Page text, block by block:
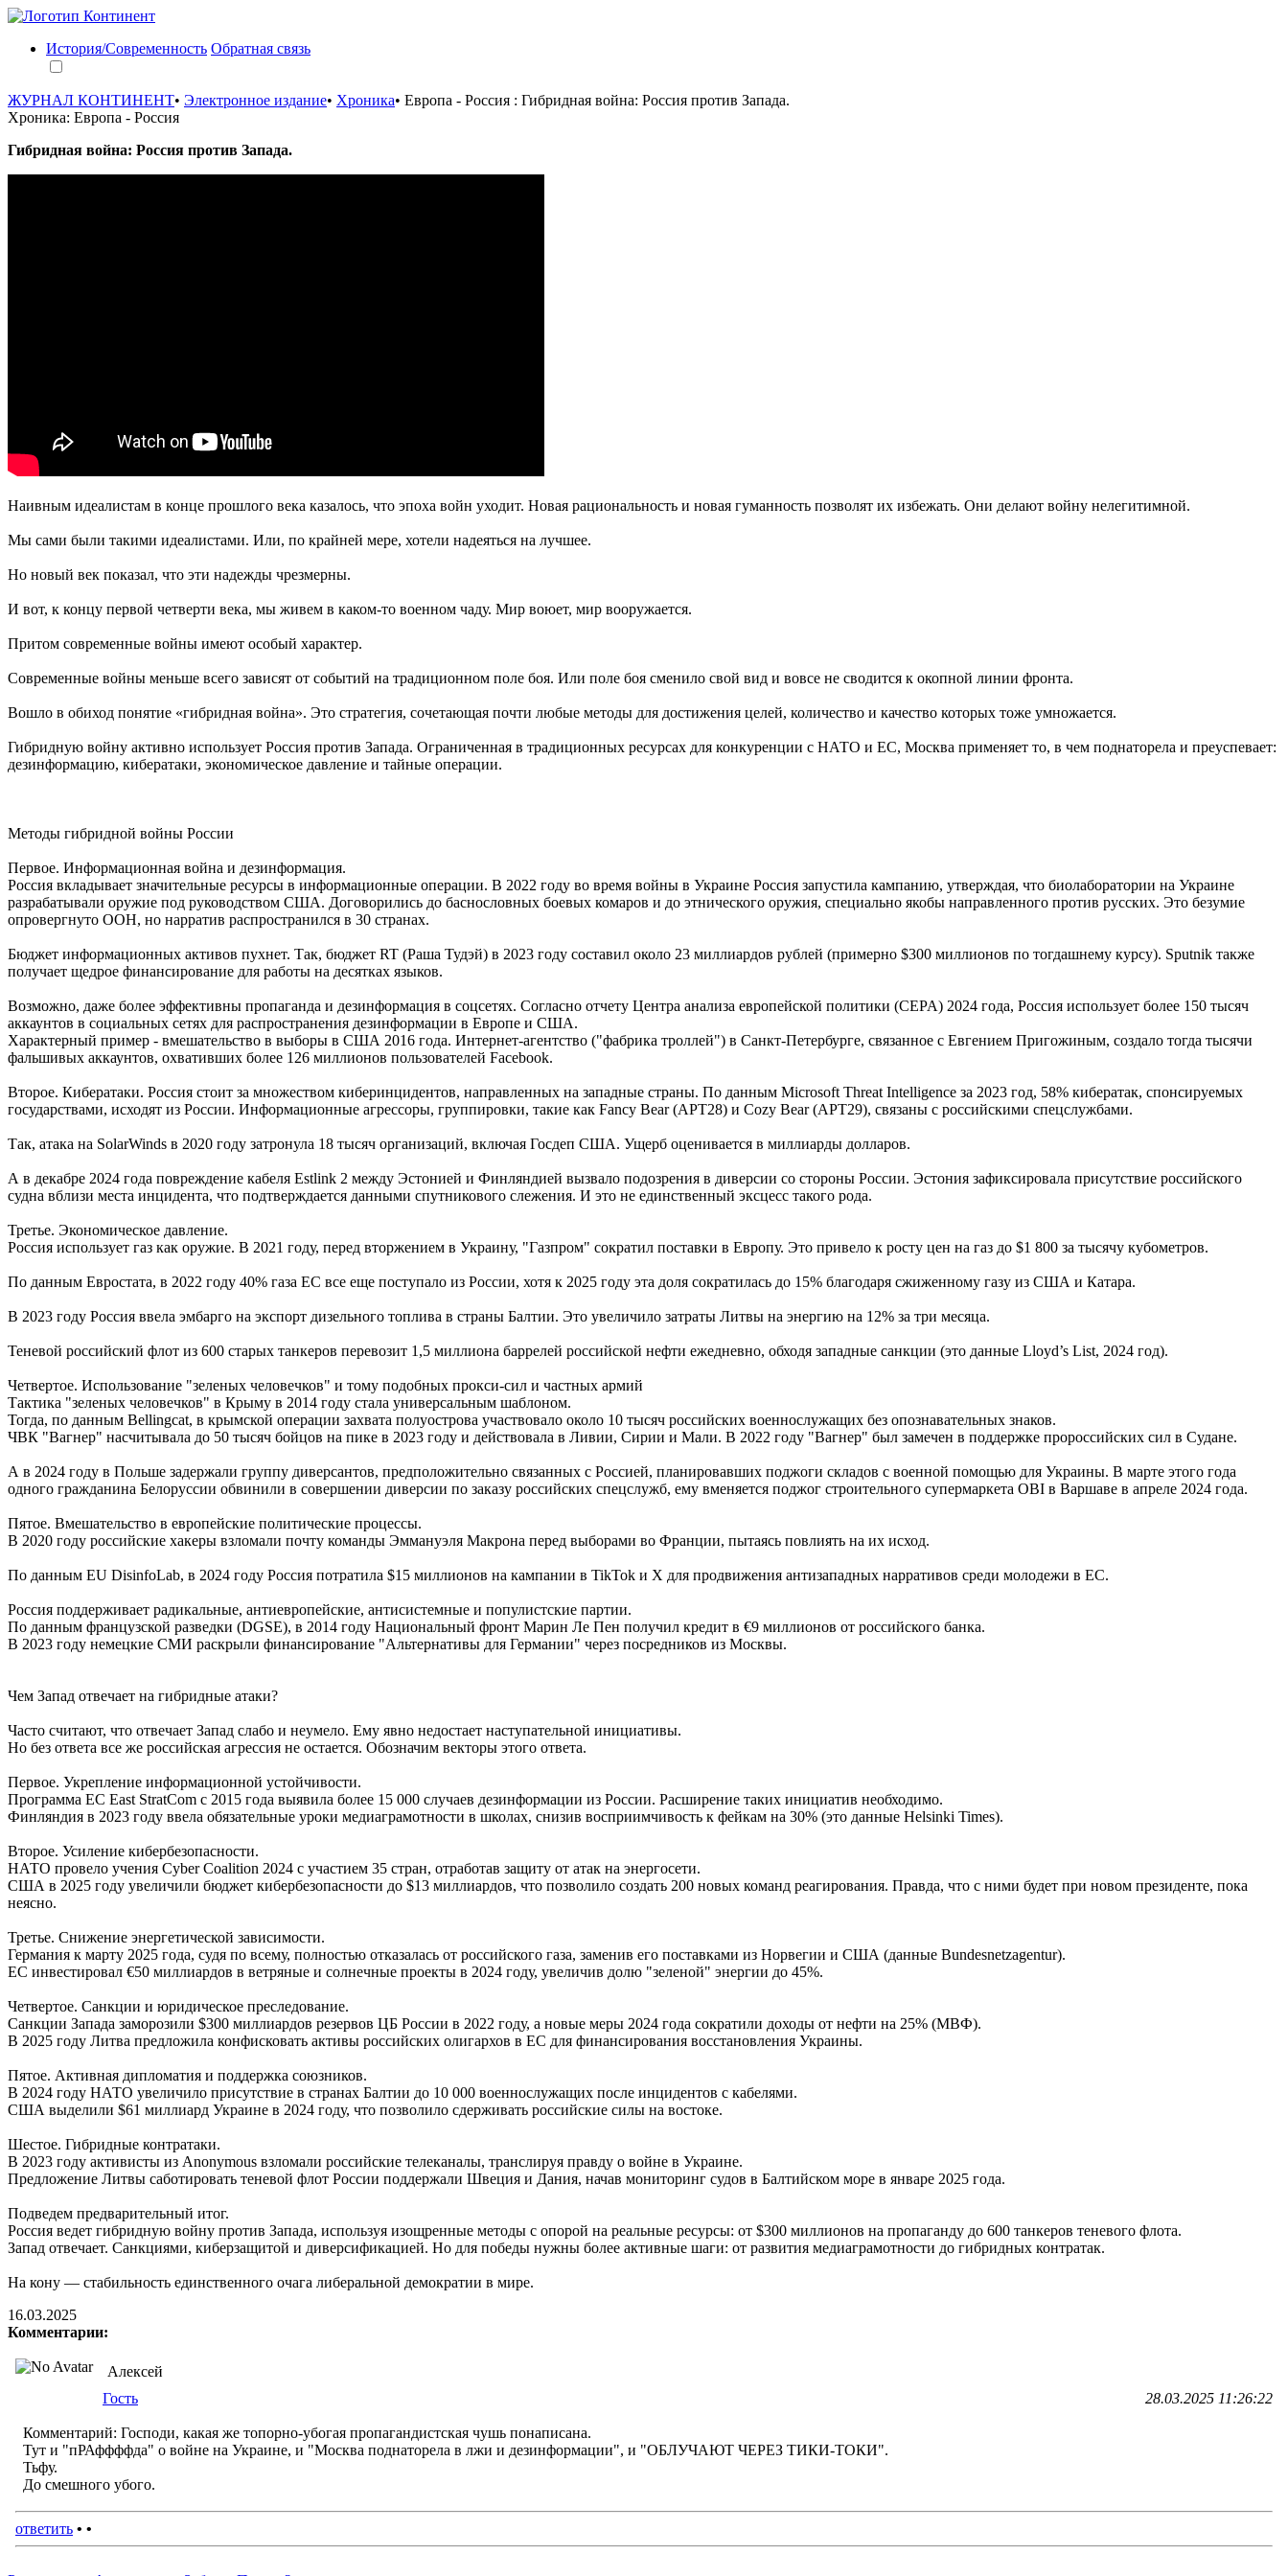
История/Современность Обратная связь
ЖУРНАЛ КОНТИНЕНТ• Электронное издание• Хроника• Европа - Россия : Гибридная война: Россия против Запада.
Хроника: Европа - Россия
Гибридная война: Россия против Запада.
Наивным идеалистам в конце прошлого века казалось, что эпоха войн уходит. Новая рациональность и новая гуманность позволят их избежать. Они делают войну нелегитимной.
Мы сами были такими идеалистами. Или, по крайней мере, хотели надеяться на лучшее.
Но новый век показал, что эти надежды чрезмерны.
И вот, к концу первой четверти века, мы живем в каком-то военном чаду. Мир воюет, мир вооружается.
Притом современные войны имеют особый характер.
Современные войны меньше всего зависят от событий на традиционном поле боя. Или поле боя сменило свой вид и вовсе не сводится к окопной линии фронта.
Вошло в обиход понятие «гибридная война». Это стратегия, сочетающая почти любые методы для достижения целей, количество и качество которых тоже умножается.
Гибридную войну активно использует Россия против Запада. Ограниченная в традиционных ресурсах для конкуренции с НАТО и ЕС, Москва применяет то, в чем поднаторела и преуспевает:
дезинформацию, кибератаки, экономическое давление и тайные операции.
Методы гибридной войны России
Первое. Информационная война и дезинформация.
Россия вкладывает значительные ресурсы в информационные операции. В 2022 году во время войны в Украине Россия запустила кампанию, утверждая, что биолаборатории на Украине
разрабатывали оружие под руководством США. Договорились до баснословных боевых комаров и до этнического оружия, специально якобы направленного против русских. Это безумие
опровергнуто ООН, но нарратив распространился в 30 странах.
Бюджет информационных активов пухнет. Так, бюджет RT (Раша Тудэй) в 2023 году составил около 23 миллиардов рублей (примерно $300 миллионов по тогдашнему курсу). Sputnik также
получает щедрое финансирование для работы на десятках языков.
Возможно, даже более эффективны пропаганда и дезинформация в соцсетях. Согласно отчету Центра анализа европейской политики (CEPA) 2024 года, Россия использует более 150 тысяч
аккаунтов в социальных сетях для распространения дезинформации в Европе и США.
Характерный пример - вмешательство в выборы в США 2016 года. Интернет-агентство ("фабрика троллей") в Санкт-Петербурге, связанное с Евгением Пригожиным, создало тогда тысячи
фальшивых аккаунтов, охвативших более 126 миллионов пользователей Facebook.
Второе. Кибератаки. Россия стоит за множеством киберинцидентов, направленных на западные страны. По данным Microsoft Threat Intelligence за 2023 год, 58% кибератак, спонсируемых
государствами, исходят из России. Информационные агрессоры, группировки, такие как Fancy Bear (APT28) и Cozy Bear (APT29), связаны с российскими спецслужбами.
Так, атака на SolarWinds в 2020 году затронула 18 тысяч организаций, включая Госдеп США. Ущерб оценивается в миллиарды долларов.
А в декабре 2024 года повреждение кабеля Estlink 2 между Эстонией и Финляндией вызвало подозрения в диверсии со стороны России. Эстония зафиксировала присутствие российского
судна вблизи места инцидента, что подтверждается данными спутникового слежения. И это не единственный эксцесс такого рода.
Третье. Экономическое давление.
Россия использует газ как оружие. В 2021 году, перед вторжением в Украину, "Газпром" сократил поставки в Европу. Это привело к росту цен на газ до $1 800 за тысячу кубометров.
По данным Евростата, в 2022 году 40% газа ЕС все еще поступало из России, хотя к 2025 году эта доля сократилась до 15% благодаря сжиженному газу из США и Катара.
В 2023 году Россия ввела эмбарго на экспорт дизельного топлива в страны Балтии. Это увеличило затраты Литвы на энергию на 12% за три месяца.
Теневой российский флот из 600 старых танкеров перевозит 1,5 миллиона баррелей российской нефти ежедневно, обходя западные санкции (это данные Lloyd’s List, 2024 год).
Четвертое. Использование "зеленых человечков" и тому подобных прокси-сил и частных армий
Тактика "зеленых человечков" в Крыму в 2014 году стала универсальным шаблоном.
Тогда, по данным Bellingcat, в крымской операции захвата полуострова участвовало около 10 тысяч российских военнослужащих без опознавательных знаков.
ЧВК "Вагнер" насчитывала до 50 тысяч бойцов на пике в 2023 году и действовала в Ливии, Сирии и Мали. В 2022 году "Вагнер" был замечен в поддержке пророссийских сил в Судане.
А в 2024 году в Польше задержали группу диверсантов, предположительно связанных с Россией, планировавших поджоги складов с военной помощью для Украины. В марте этого года
одного гражданина Белоруссии обвинили в совершении диверсии по заказу российских спецслужб, ему вменяется поджог строительного супермаркета OBI в Варшаве в апреле 2024 года.
Пятое. Вмешательство в европейские политические процессы.
В 2020 году российские хакеры взломали почту команды Эммануэля Макрона перед выборами во Франции, пытаясь повлиять на их исход.
По данным EU DisinfoLab, в 2024 году Россия потратила $15 миллионов на кампании в TikTok и X для продвижения антизападных нарративов среди молодежи в ЕС.
Россия поддерживает радикальные, антиевропейские, антисистемные и популистские партии.
По данным французской разведки (DGSE), в 2014 году Национальный фронт Марин Ле Пен получил кредит в €9 миллионов от российского банка.
В 2023 году немецкие СМИ раскрыли финансирование "Альтернативы для Германии" через посредников из Москвы.
Чем Запад отвечает на гибридные атаки?
Часто считают, что отвечает Запад слабо и неумело. Ему явно недостает наступательной инициативы.
Но без ответа все же российская агрессия не остается. Обозначим векторы этого ответа.
Первое. Укрепление информационной устойчивости.
Программа ЕС East StratCom с 2015 года выявила более 15 000 случаев дезинформации из России. Расширение таких инициатив необходимо.
Финляндия в 2023 году ввела обязательные уроки медиаграмотности в школах, снизив восприимчивость к фейкам на 30% (это данные Helsinki Times).
Второе. Усиление кибербезопасности.
НАТО провело учения Cyber Coalition 2024 с участием 35 стран, отработав защиту от атак на энергосети.
США в 2025 году увеличили бюджет кибербезопасности до $13 миллиардов, что позволило создать 200 новых команд реагирования. Правда, что с ними будет при новом президенте, пока
неясно.
Третье. Снижение энергетической зависимости.
Германия к марту 2025 года, судя по всему, полностью отказалась от российского газа, заменив его поставками из Норвегии и США (данные Bundesnetzagentur).
ЕС инвестировал €50 миллиардов в ветряные и солнечные проекты в 2024 году, увеличив долю "зеленой" энергии до 45%.
Четвертое. Санкции и юридическое преследование.
Санкции Запада заморозили $300 миллиардов резервов ЦБ России в 2022 году, а новые меры 2024 года сократили доходы от нефти на 25% (МВФ).
В 2025 году Литва предложила конфисковать активы российских олигархов в ЕС для финансирования восстановления Украины.
Пятое. Активная дипломатия и поддержка союзников.
В 2024 году НАТО увеличило присутствие в странах Балтии до 10 000 военнослужащих после инцидентов с кабелями.
США выделили $61 миллиард Украине в 2024 году, что позволило сдерживать российские силы на востоке.
Шестое. Гибридные контратаки.
В 2023 году активисты из Anonymous взломали российские телеканалы, транслируя правду о войне в Украине.
Предложение Литвы саботировать теневой флот России поддержали Швеция и Дания, начав мониторинг судов в Балтийском море в январе 2025 года.
Подведем предварительный итог.
Россия ведет гибридную войну против Запада, используя изощренные методы с опорой на реальные ресурсы: от $300 миллионов на пропаганду до 600 танкеров теневого флота.
Запад отвечает. Санкциями, киберзащитой и диверсификацией. Но для победы нужны более активные шаги: от развития медиаграмотности до гибридных контратак.
На кону — стабильность единственного очага либеральной демократии в мире.
16.03.2025
Комментарии:
Алексей
Гость
28.03.2025 11:26:22
Комментарий: Господи, какая же топорно-убогая пропагандистская чушь понаписана.
Тут и "пРАффффда" о войне на Украине, и "Москва поднаторела в лжи и дезинформации", и "ОБЛУЧАЮТ ЧЕРЕЗ ТИКИ-ТОКИ".
Тьфу.
До смешного убого.
ответить • •